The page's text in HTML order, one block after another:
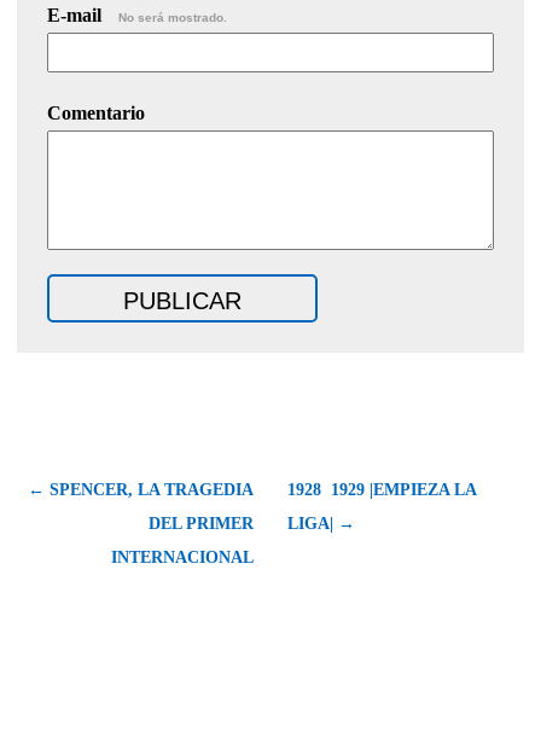
E-mail No será mostrado.
Comentario
← SPENCER, LA TRAGEDIA
DEL PRIMER
INTERNACIONAL
1928  1929 |EMPIEZA LA
LIGA| →